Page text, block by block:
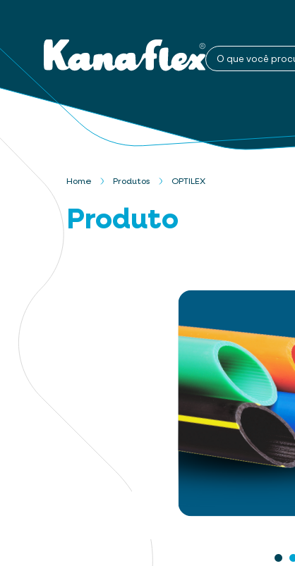
O que você
Home Produtos OPTILEX
Produto